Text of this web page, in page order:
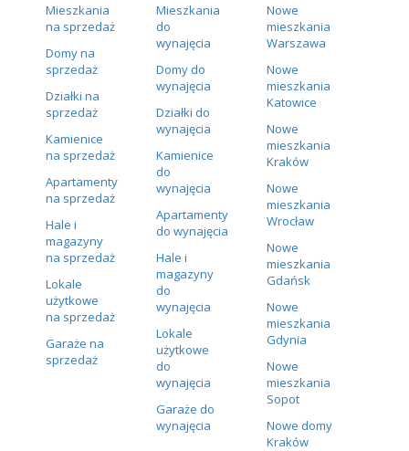
Mieszkania
na sprzedaż
Domy na
sprzedaż
Działki na
sprzedaż
Kamienice
na sprzedaż
Apartamenty
na sprzedaż
Hale i
magazyny
na sprzedaż
Lokale
użytkowe
na sprzedaż
Garaże na
sprzedaż
Mieszkania
do
wynajęcia
Domy do
wynajęcia
Działki do
wynajęcia
Kamienice
do
wynajęcia
Apartamenty
do wynajęcia
Hale i
magazyny
do
wynajęcia
Lokale
użytkowe
do
wynajęcia
Garaże do
wynajęcia
Nowe
mieszkania
Warszawa
Nowe
mieszkania
Katowice
Nowe
mieszkania
Kraków
Nowe
mieszkania
Wrocław
Nowe
mieszkania
Gdańsk
Nowe
mieszkania
Gdynia
Nowe
mieszkania
Sopot
Nowe domy
Kraków